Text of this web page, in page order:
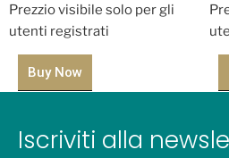
Prezzio visibile solo per gli
utenti registrati
Buy Now
Iscriviti alla